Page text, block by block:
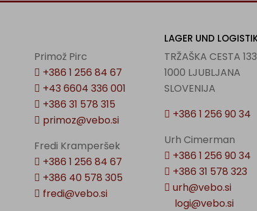
Primož Pirc
+386 1 256 84 67
+43 6604 336 001
+386 31 578 315
primoz@vebo.si
Fredi Kramperšek
+386 1 256 84 67
+386 40 578 305
fredi@vebo.si
LAGER UND
TRŽAŠKA CESTA 133
1000 LJUBLJANA
SLOVENIJA
+386 1 256 90 34
Urh Cimerman
+386 1 256 90 34
+386 31 578 323
urh@vebo.si
logi@vebo.si